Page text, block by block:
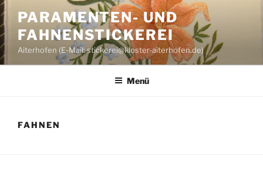
Zum
Inhalt
springen
PARAMENTEN- UND
FAHNENSTICKEREI
Aiterhofen (E-Mail: stickerei@kloster-aiterhofen.de)
Menü
FAHNEN